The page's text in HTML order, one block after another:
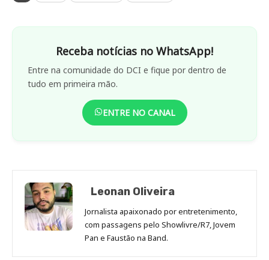
Receba notícias no WhatsApp!
Entre na comunidade do DCI e fique por dentro de
tudo em primeira mão.
ENTRE NO CANAL
Leonan Oliveira
Jornalista apaixonado por entretenimento,
com passagens pelo Showlivre/R7, Jovem
Pan e Faustão na Band.